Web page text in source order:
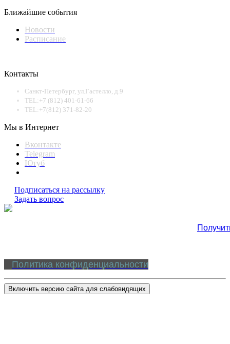
Ближайшие события
Новости
Расписание
Контакты
Санкт-Петербург, ул.Гастелло, д.9
TEL:+7 (812) 401-61-66
TEL:+7(812) 371-82-20
Мы в Интернет
Вконтакте
Telegram
Ютуб
Подписаться на рассылку
Задать вопрос
Политика конфиденциальности
Включить версию сайта для слабовидящих